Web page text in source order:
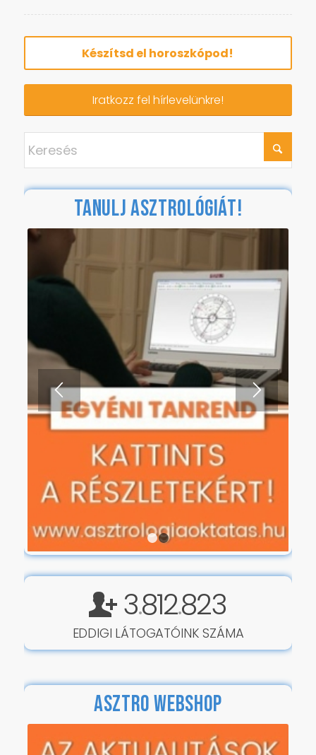
Készítsd el horoszkópod!
Iratkozz fel hírlevelünkre!
TANULJ ASZTROLÓGIÁT!
3.812.823
EDDIGI LÁTOGATÓINK SZÁMA
ASZTRO WEBSHOP